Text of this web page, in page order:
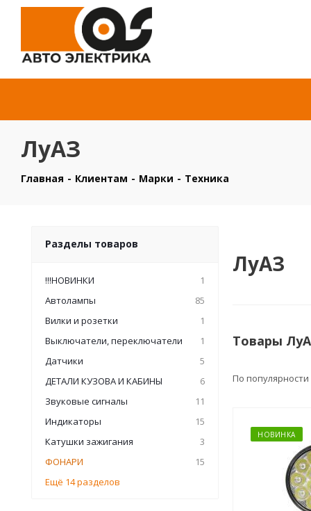
ЛуАЗ
Главная - Клиентам - Марки - Техника
ЛуАЗ
Товары
По
НОВИНКА
Разделы товаров
!!!НОВИНКИ
1
Автолампы
85
Вилки и розетки
1
Выключатели, переключатели
1
Датчики
5
ДЕТАЛИ КУЗОВА И КАБИНЫ
6
Звуковые сигналы
11
Индикаторы
15
Катушки зажигания
3
ФОНАРИ
15
Ещё 14 разделов